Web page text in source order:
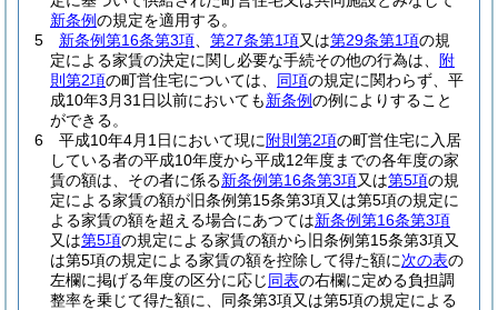
新条例の規定を適用する。
5
新条例第16条第3項 第27条第1項又は第29条第1項の規
定による家賃の決定に関し必要な手続その他の行為は、
附
則第2項の町営住宅については、 同項の規定に関わらず、平
成10年3月31日以前においても新条例の例によりすること
ができる。
6
平成10年4月1日において現に 附則第2項の町営住宅に入居
している者の平成10年度から平成12年度までの各年度の家
賃の額は、その者に係る新条例第16条第3項又は第5項の規
定による家賃の額が旧条例第15条第3項又は第5項の規定に
よる家賃の額を超える場合にあつては新条例第16条第3項
又は第5項の規定による家賃の額から旧条例第15条第3項又
は第5項の規定による家賃の額を控除して得た額に次の表の
左欄に掲げる年度の区分に応じ同表の右欄に定める負担調
整率を乗じて得た額に、同条第3項又は第5項の規定による